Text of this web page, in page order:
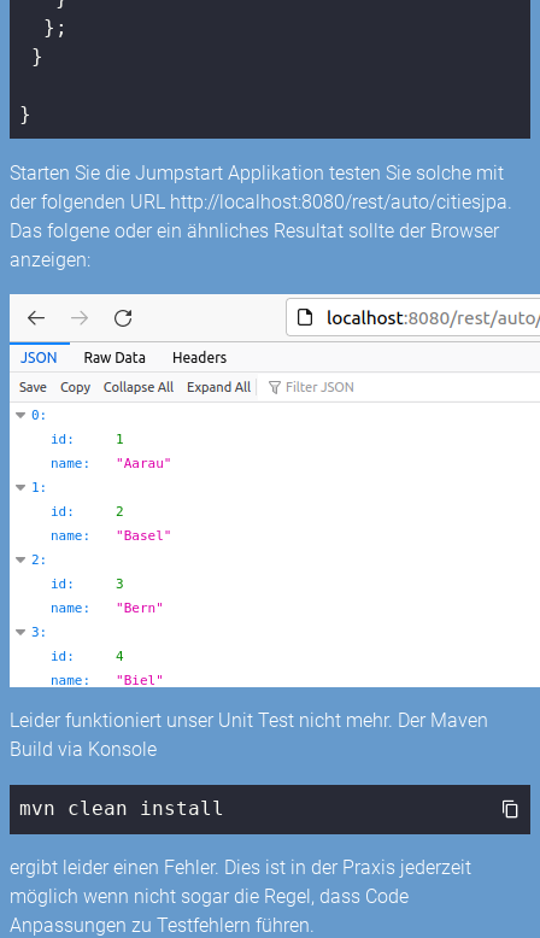
  };
}
}
Starten Sie die Jumpstart Applikation testen Sie solche mit
der folgenden URL http://localhost:8080/rest/auto/citiesjpa.
Das folgene oder ein ähnliches Resultat sollte der Browser
anzeigen:
Leider funktioniert unser Unit Test nicht mehr. Der Maven
Build via Konsole
mvn clean install
ergibt leider einen Fehler. Dies ist in der Praxis jederzeit
möglich wenn nicht sogar die Regel, dass Code
Anpassungen zu Testfehlern führen.